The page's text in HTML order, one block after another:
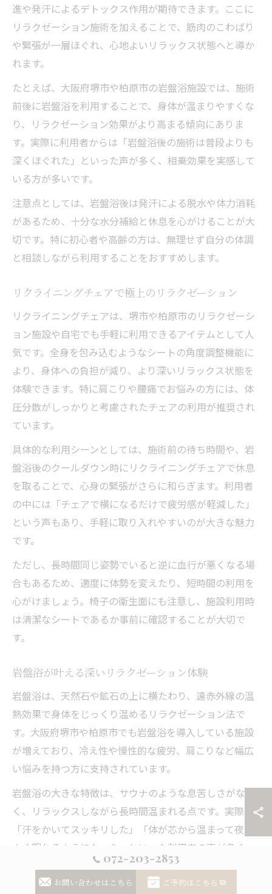
進や発汗によるデトックス作用が期待できます。ここに
リラクゼーション施術を加えることで、筋肉のこわばり
や緊張が一層ほぐれ、心地よいリラックス状態へと導か
れます。
たとえば、大阪府堺市や柏原市の岩盤浴施設では、施術
前後に岩盤浴を利用することで、身体が温まりやすくな
り、リラクゼーション効果がより高まる傾向にありま
す。実際に利用者からは「岩盤浴後の施術は普段よりも
深くほぐれた」といった声が多く、相乗効果を実感して
いる方が多いです。
注意点としては、岩盤浴後は発汗による脱水や体力消耗
があるため、十分な水分補給と休息を心がけることが大
切です。特に初心者や高齢の方は、無理せず自分の体調
と相談しながら利用することをおすすめします。
リクライニングチェアで極上のリラクゼーション
リクライニングチェアは、堺市や柏原市のリラクゼーシ
ョン施設や自宅でも手軽に利用できるアイテムとして人
気です。全身を包み込むようなシートの角度調整機能に
より、身体への負担が減り、より深いリラックス状態を
体験できます。特に肩こりや腰痛でお悩みの方には、体
圧分散がしっかりと考慮されたチェアの利用が推奨され
ています。
具体的な利用シーンとしては、施術前の待ち時間や、岩
盤浴後のクールダウン時にリクライニングチェアで休息
を取ることで、心身の緊張がさらに和らぎます。利用者
の中には「チェアで横になるだけで疲労感が軽減した」
という声もあり、手軽に取り入れやすいのが大きな魅力
です。
ただし、長時間同じ姿勢でいると逆に血行が悪くなる場
合もあるため、適度に体勢を変えたり、短時間の利用を
心がけましょう。椅子の衛生面にも注意し、施設利用時
は清潔なシートであるか事前に確認することが大切で
す。
岩盤浴が叶える深いリラクゼーション体験
岩盤浴は、天然石や鉱石の上に横たわり、遠赤外線の温
熱効果で身体をじっくり温めるリラクゼーション法で
す。大阪府堺市や柏原市でも岩盤浴を導入している施設
が増えており、冷え性や慢性的な疲労、肩こりなど幅広
い悩みを持つ方に支持されています。
岩盤浴の大きな特徴は、サウナのような息苦しさがな
く、リラックスしながら長時間温まれる点です。実際、
「汗をかいてスッキリした」「体が芯から温まって夜も
よく眠れるようになった」といった利用者の声が多く、
休息の質向上に直結していることが伺えます。
一方、岩盤浴は発汗による脱水や体力消耗が起こりやす
072-203-2853
お問い合わせはこちら ご予約はこちら